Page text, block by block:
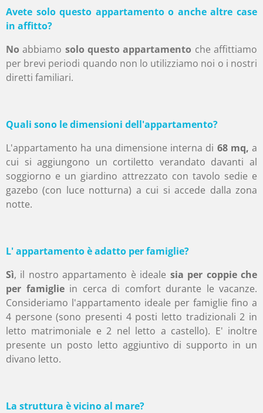
Avete solo questo appartamento o anche altre case
in affitto?
No abbiamo solo questo appartamento che affittiamo
per brevi periodi quando non lo utilizziamo noi o i nostri
diretti familiari.
Quali sono le dimensioni dell'appartamento?
L'appartamento ha una dimensione interna di 68 mq, a
cui si aggiungono un cortiletto verandato davanti al
soggiorno e un giardino attrezzato con tavolo sedie e
gazebo (con luce notturna) a cui si accede dalla zona
notte.
L' appartamento è adatto per famiglie?
Sì, il nostro appartamento è ideale sia per coppie che
per famigliein cerca di comfort durante le vacanze.
Consideriamo l'appartamento ideale per famiglie fino a
4 persone (sono presenti 4 posti letto tradizionali 2 in
letto matrimoniale e 2 nel letto a castello). E' inoltre
presente un posto letto aggiuntivo di supporto in un
divano letto.
La struttura è vicino al mare?